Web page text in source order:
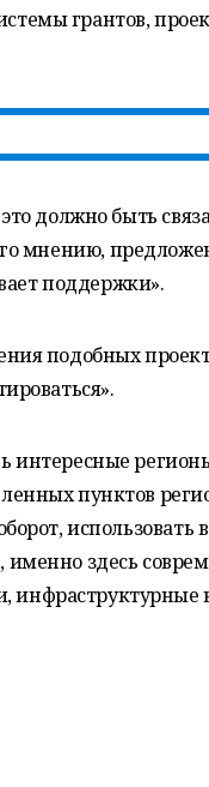
грантов,
это должно быть
мнению,
поддержки».
подобных
интересные
пунктов
использовать
здесь
инфраструктурные